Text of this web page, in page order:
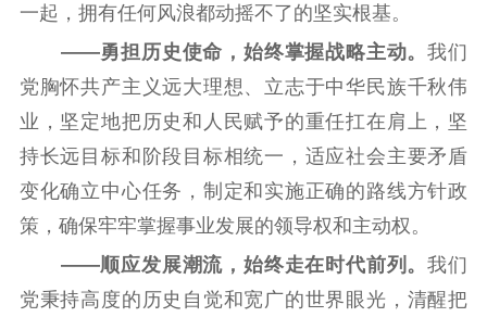
一起，拥有任何风浪都动摇不了的坚实根基。
——勇担历史使命，始终掌握战略主动。我们
党胸怀共产主义远大理想、立志于中华民族千秋伟
业，坚定地把历史和人民赋予的重任扛在肩上，坚
持长远目标和阶段目标相统一，适应社会主要矛盾
变化确立中心任务，制定和实施正确的路线方针政
策，确保牢牢掌握事业发展的领导权和主动权。
——顺应发展潮流，始终走在时代前列。我们
党秉持高度的历史自觉和宽广的世界眼光，清醒把